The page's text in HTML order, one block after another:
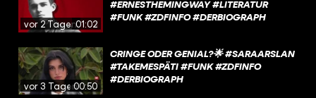
vor 2 Tagen01:02
#ERNESTHEMINGWAY #LITERATUR
#FUNK #ZDFINFO #DERBIOGRAPH
vor 3 Tagen00:50
CRINGE ODER GENIAL?🌟 #SARAARSLAN
#TAKEMESPÄTI #FUNK #ZDFINFO
#DERBIOGRAPH